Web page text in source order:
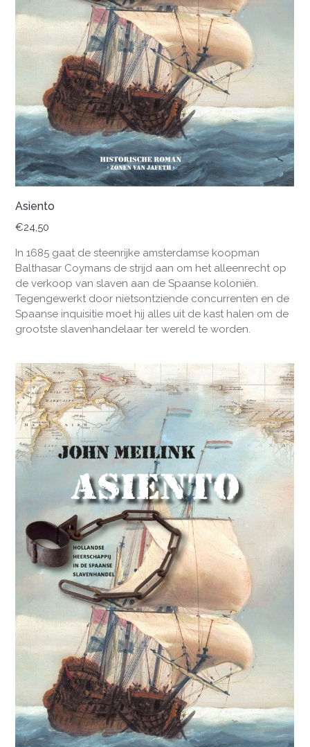
Asiento
€24,50
In 1685 gaat de steenrijke amsterdamse koopman
Balthasar Coymans de strijd aan om het alleenrecht op
de verkoop van slaven aan de Spaanse koloniën.
Tegengewerkt door nietsontziende concurrenten en de
Spaanse inquisitie moet hij alles uit de kast halen om de
grootste slavenhandelaar ter wereld te worden.